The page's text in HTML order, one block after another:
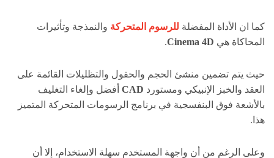
كما ان الأداة المفضلة للرسوم المتحركة والنمذجة وتأثيرات
المحاكاة هي Cinema 4D
.
حيث يتم تضمين منشئ الحجم والحقول والتظليلات القائمة على
العقد والخبز الإنبيكي ومستورد
أفضل وإلغاء التغليف
بالأشعة فوق البنفسجية في برنامج الرسومات المتحركة المتميز
هذا.
وعلى الرغم من أن واجهة المستخدم سهلة الاستخدام، إلا أن